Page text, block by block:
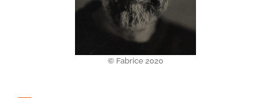
© Fabrice 2020